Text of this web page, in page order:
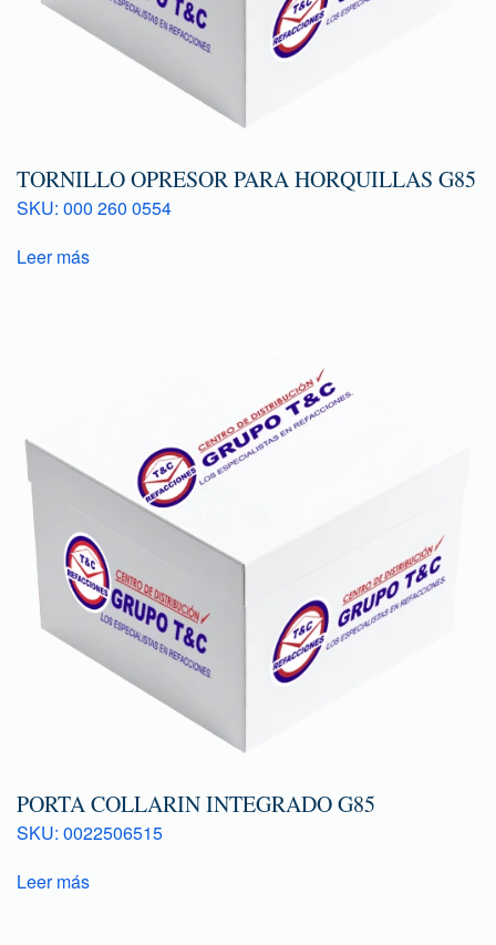
TORNILLO OPRESOR PARA HORQUILLAS G85
SKU: 000 260 0554
Leer más
PORTA COLLARIN INTEGRADO G85
SKU: 0022506515
Leer más